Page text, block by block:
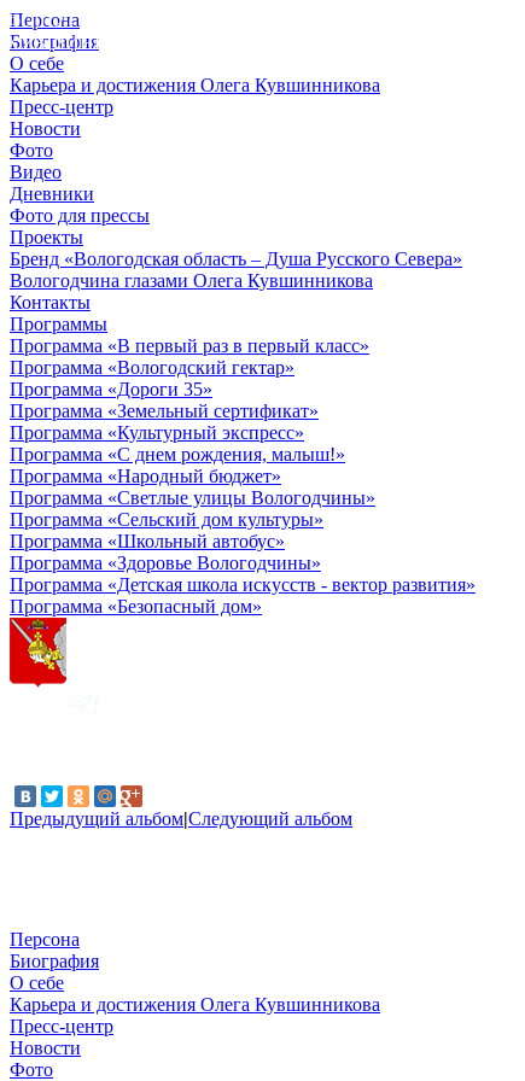
Персона
Биография
О себе
Карьера и достижения Олега Кувшинникова
Пресс-центр
Новости
Фото
Видео
Дневники
Фото для прессы
Проекты
Бренд «Вологодская область – Душа Русского Севера»
Вологодчина глазами Олега Кувшинникова
Контакты
Программы
Программа «В первый раз в первый класс»
Программа «Вологодский гектар»
Программа «Дороги 35»
Программа «Земельный сертификат»
Программа «Культурный экспресс»
Программа «С днем рождения, малыш!»
Программа «Народный бюджет»
Программа «Светлые улицы Вологодчины»
Программа «Сельский дом культуры»
Программа «Школьный автобус»
Программа «Здоровье Вологодчины»
Программа «Детская школа искусств - вектор развития»
Программа «Безопасный дом»
Предыдущий альбом|Следующий альбом
© 2012 - 2023,
КУВШИННИКОВ О.А.
Персона
Биография
О себе
Карьера и достижения Олега Кувшинникова
Пресс-центр
Новости
Фото